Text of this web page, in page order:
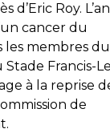
Roy.
cancer du
les membres
Francis-
à la reprise
de